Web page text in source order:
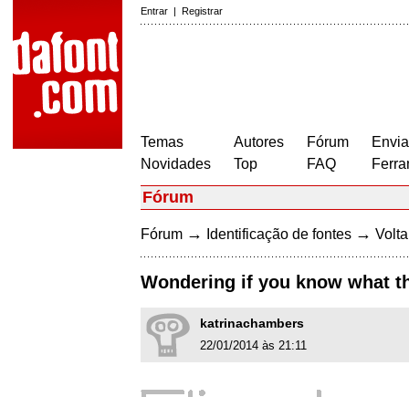
Entrar | Registrar
Temas
Novidades
Autores
Top
Fórum
FAQ
Fórum
Fórum → Identificação de fontes →
Wondering if you know what
katrinachambers
22/01/2014 às 21:11